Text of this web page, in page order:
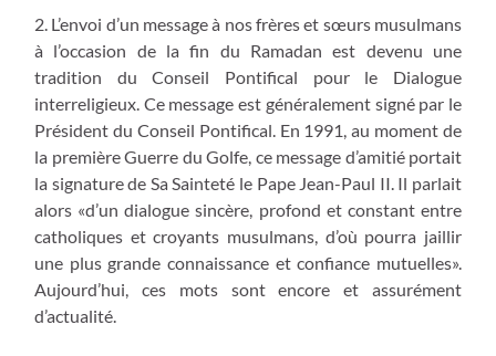
2. L’envoi d’un message à nos frères et sœurs musulmans
à l’occasion de la fin du Ramadan est devenu une
tradition du Conseil Pontifical pour le Dialogue
interreligieux. Ce message est généralement signé par le
Président du Conseil Pontifical. En 1991, au moment de
la première Guerre du Golfe, ce message d’amitié portait
la signature de Sa Sainteté le Pape Jean-Paul II. Il parlait
alors «d’un dialogue sincère, profond et constant entre
catholiques et croyants musulmans, d’où pourra jaillir
une plus grande connaissance et confiance mutuelles».
Aujourd’hui, ces mots sont encore et assurément
d’actualité.